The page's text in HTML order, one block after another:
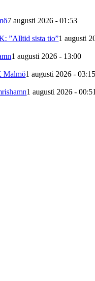
7 augusti 2026 - 01:53
”Alltid sista tio”1 augusti
1 augusti 2026 - 13:00
Malmö1 augusti 2026 - 03:15
1 augusti 2026 - 00:51